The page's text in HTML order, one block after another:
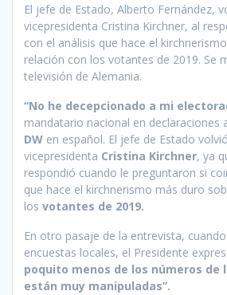
El jefe de Estado, Alberto Fernández,
vicepresidenta Cristina Kirchner, al
con el análisis que hace el
relación con los votantes de 2019. Se
televisión de Alemania.
“No he decepcionado a mi
mandatario nacional en declaraciones
DW en español. El jefe de Estado
vicepresidenta Cristina Kirchner, ya
respondió cuando le preguntaron si
que hace el kirchnerismo más duro
los votantes de 2019.
En otro pasaje de la entrevista,
encuestas locales, el Presidente
poquito menos de los números de
están muy manipuladas”.